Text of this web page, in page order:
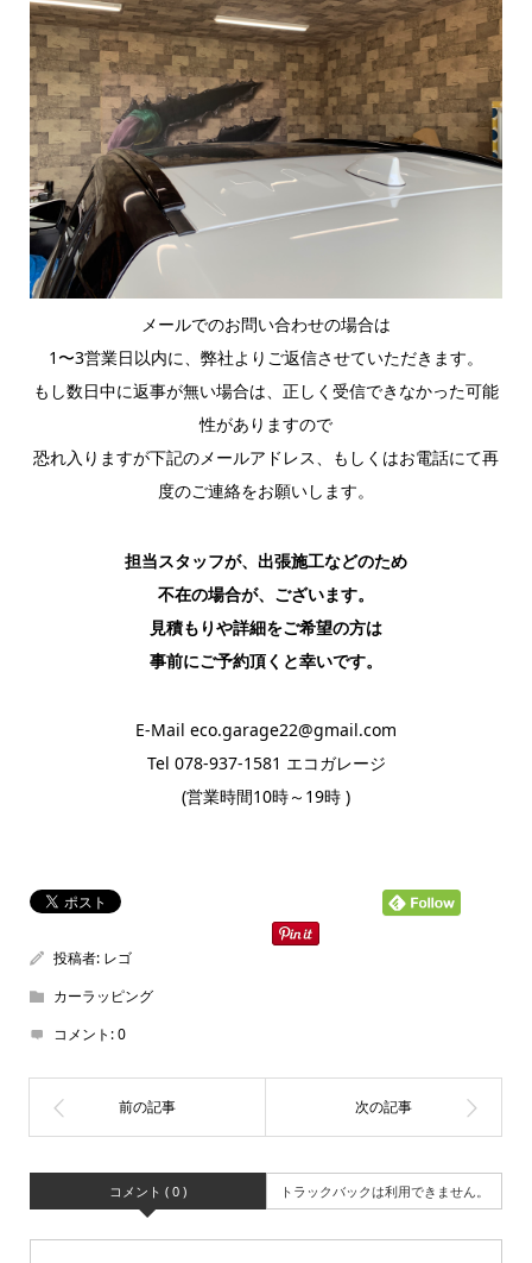
メールでのお問い合わせの場合は
1〜3営業日以内に、弊社よりご返信させていただきます。
もし数日中に返事が無い場合は、正しく受信できなかった可能
性がありますので
恐れ入りますが下記のメールアドレス、もしくはお電話にて再
度のご連絡をお願いします。
担当スタッフが、出張施工などのため
不在の場合が、ございます。
見積もりや詳細をご希望の方は
事前にご予約頂くと幸いです。
E-Mail eco.garage22@gmail.com
Tel 078-937-1581 エコガレージ
(営業時間10時～19時 )
投稿者: レゴ
カーラッピング
コメント:0
コメント ( 0 ) トラックバックは利用できません。